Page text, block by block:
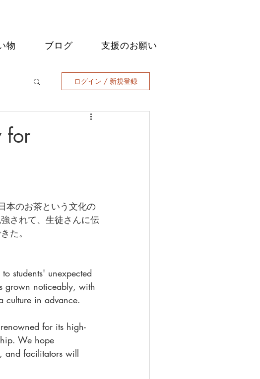
物 ブログ 支援のお願い
ログイン / 新規登録
for
本のお茶という文化の
されて、生徒さんに伝
た。
students' unexpected
grown noticeably, with
culture in advance.
for its high-
We hope
and facilitators will